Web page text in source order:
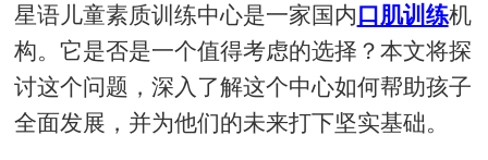
星语儿童素质训练中心是一家国内口肌训练机
构。它是否是一个值得考虑的选择？本文将探
讨这个问题，深入了解这个中心如何帮助孩子
全面发展，并为他们的未来打下坚实基础。